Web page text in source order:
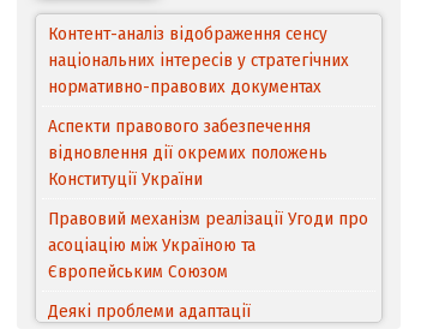
Контент-аналіз відображення сенсу
національних інтересів у стратегічних
нормативно-правових документах
Аспекти правового забезпечення
відновлення дії окремих положень
Конституції України
Правовий механізм реалізації Угоди про
асоціацію між Україною та
Європейським Cоюзом
Деякі проблеми адаптації